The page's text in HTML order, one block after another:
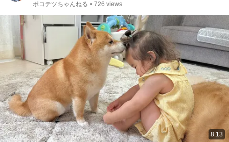
ポコテツちゃんねる • 726 views
8:13